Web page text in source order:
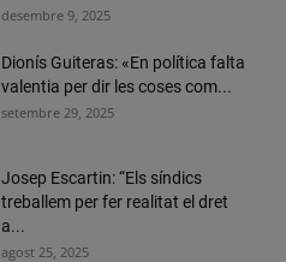
desembre 9, 2025
Dionís Guiteras: «En política falta
valentia per dir les coses com...
setembre 29, 2025
Josep Escartin: “Els síndics
treballem per fer realitat el dret
a...
agost 25, 2025